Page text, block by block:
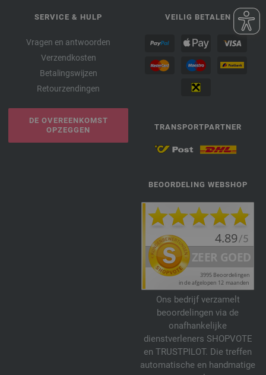
SERVICE & HULP
Vragen en antwoorden
Verzendkosten
Betalingswijzen
Retourzendingen
DE OVEREENKOMST
OPZEGGEN
VEILIG BETALEN
TRANSPORTPARTNER
BEOORDELING WEBSHOP
Ons bedrijf verzamelt
beoordelingen via de
onafhankelijke
dienstverleners SHOPVOTE
en TRUSTPILOT. Die treffen
automatische en handmatige